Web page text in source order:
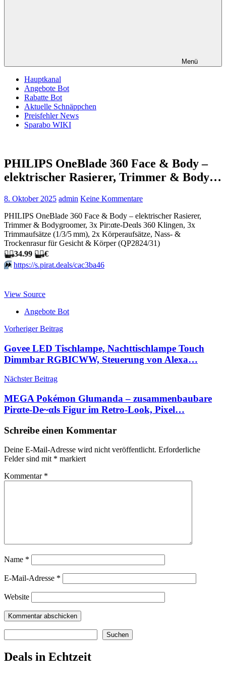
Menü
Hauptkanal
Angebote Bot
Rabatte Bot
Aktuelle Schnäppchen
Preisfehler News
Sparabo WIKI
PHILIPS OneBlade 360 Face & Body –
elektrischer Rasierer, Trimmer & Body…
8. Oktober 2025 admin Keine Kommentare
PHILIPS OneBlade 360 Face & Body – elektrischer Rasierer,
Trimmer & Bodygroomer, 3x Pir:αtе-Dеαls 360 Klingen, 3x
Trimmaufsätze (1/3/5 mm), 2x Körperaufsätze, Nass- &
Trockenrasur für Gesicht & Körper (QP2824/31)
🏴‍☠️34.99 🏴‍☠️€
⏩️ https://s.pirat.deals/cac3ba46
View Source
Angebote Bot
Beitragsnavigation
Vorheriger Beitrag
Govee LED Tischlampe, Nachttischlampe Touch
Dimmbar RGBICWW, Steuerung von Alexa…
Nächster Beitrag
MEGA Pokémon Glumanda – zusammenbaubare
Pirαtе-Dе~αls Figur im Retro-Look, Pixel…
Schreibe einen Kommentar
Deine E-Mail-Adresse wird nicht veröffentlicht. Erforderliche
Felder sind mit * markiert
Kommentar *
Name *
E-Mail-Adresse *
Website
Suchen
Deals in Echtzeit